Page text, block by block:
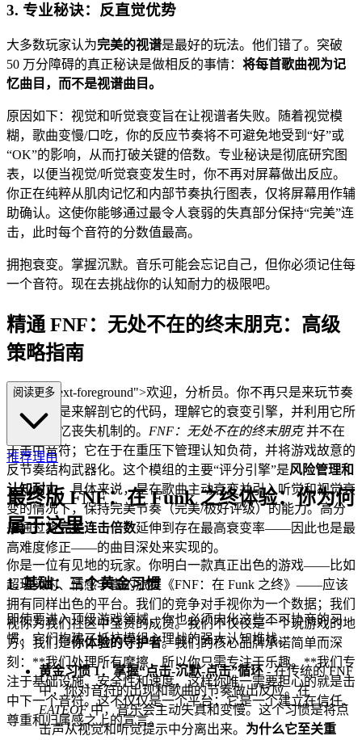
3. 专业秘诀：反直觉优势
大多数玩家认为完美的视谱是最好的玩法。他们错了。突破
50 万分障碍的真正秘诀是做相反的事情： 将每首歌曲视为记
忆曲目，而不是视谱曲目。
原因如下：视觉和听觉衰变旨在让视谱者失败。随着视觉模
糊，歌曲变慢/口吃，你的反应节奏将不可避免地受到“好”或
“OK”的影响，从而打破关键的倍数。专业秘诀是彻底研究图
表，以便当视觉/听觉衰变发生时，你不再对屏幕做出反应。
你正在纯粹从肌肉记忆和内部节奏执行图表，仅将屏幕用作辅
助确认。这使你能够通过最令人衰弱的失真部分保持“完美”连
击，此时每个音符的分数值最高。
拥抱衰变。掌握沉默。音乐可能会忘记自己，但你必须记住每
一个音符。现在去挑战你的认知耐力的极限吧。
精通 FNF：无处不在的终末朋克：高级
策略指南
s="mb-4 text-foreground">欢迎，分析员。你不再只是来玩节奏
游戏；你是来解剖它的代码，理解它的衰变引擎，并利用它所
采用的记忆丧失机制的。 FNF：无处不在的终末朋克并不在
于击中音符；它在于在重压下管理认知负荷，并将游戏故意的
反节奏结构武器化。这个模组的主要“评分引擎”是风险管理和
认知耐力，具体来说，是在歌曲主动衰变并引入听觉和视觉衰
变的情况下，保持完美节奏（完美/极好评级）的能力。高分
是通过将完美连击倍数延伸到存在最高衰变率——因此也是最
高难度修正——的曲目深处来实现的。
1. 基础：三个黄金习惯
即使要进入顶级游戏领域，你也必须内化这些不可协商的习
惯。它们构建了抵抗模组心理战的强大认知堆栈。
黄金习惯 1：掌握“点击-沉默-点击”循环- 在传统的 FNF
中，你对音符的出现和歌曲的节奏做出反应。在
EATEOF中，音乐会主动失真和变慢。这个习惯是将点
击声从视觉和听觉提示中分离出来。 为什么它至关重
阅读更多
推荐理由
最终版 FNF：在 Funk 之终体验：你为何
属于这里
你是一位有见地的玩家。你明白一款真正出色的游戏——比如
超现实的、情感丰富的旅程《FNF：在 Funk 之终》——应该
拥有同样出色的平台。我们的竞争对手视你为一个数据；我们
视你为我们社区中宝贵的成员。我们不仅仅是一个玩游戏的地
方；我们是你体验的守护者。我们的核心品牌承诺简单而深
刻：**我们处理所有摩擦，所以你只需专注于乐趣。**我们专
注于基础设施、安全性和速度，这样你唯一需要担心的就是击
中下一个音符。这不仅仅是一个平台；它是一个建立在信任、
尊重和归属感之上的宣言。